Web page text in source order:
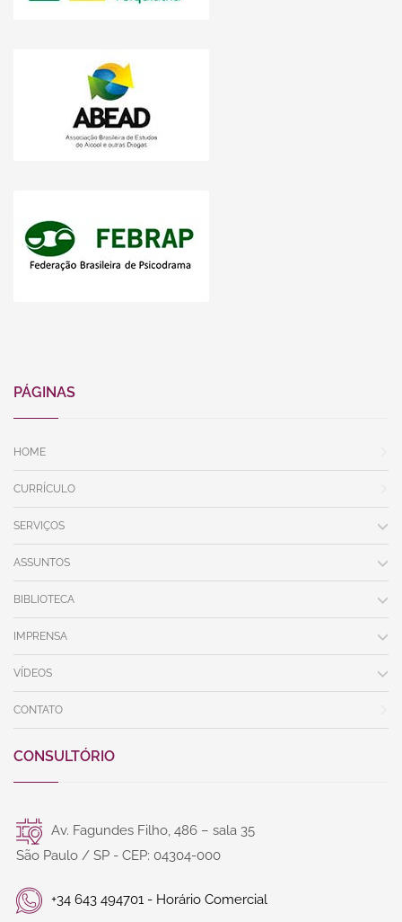
PÁGINAS
HOME
CURRÍCULO
SERVIÇOS
ASSUNTOS
BIBLIOTECA
IMPRENSA
VÍDEOS
CONTATO
CONSULTÓRIO
Av. Fagundes Filho, 486 – sala 35
São Paulo / SP - CEP: 04304-000
+34 643 494701 - Horário Comercial